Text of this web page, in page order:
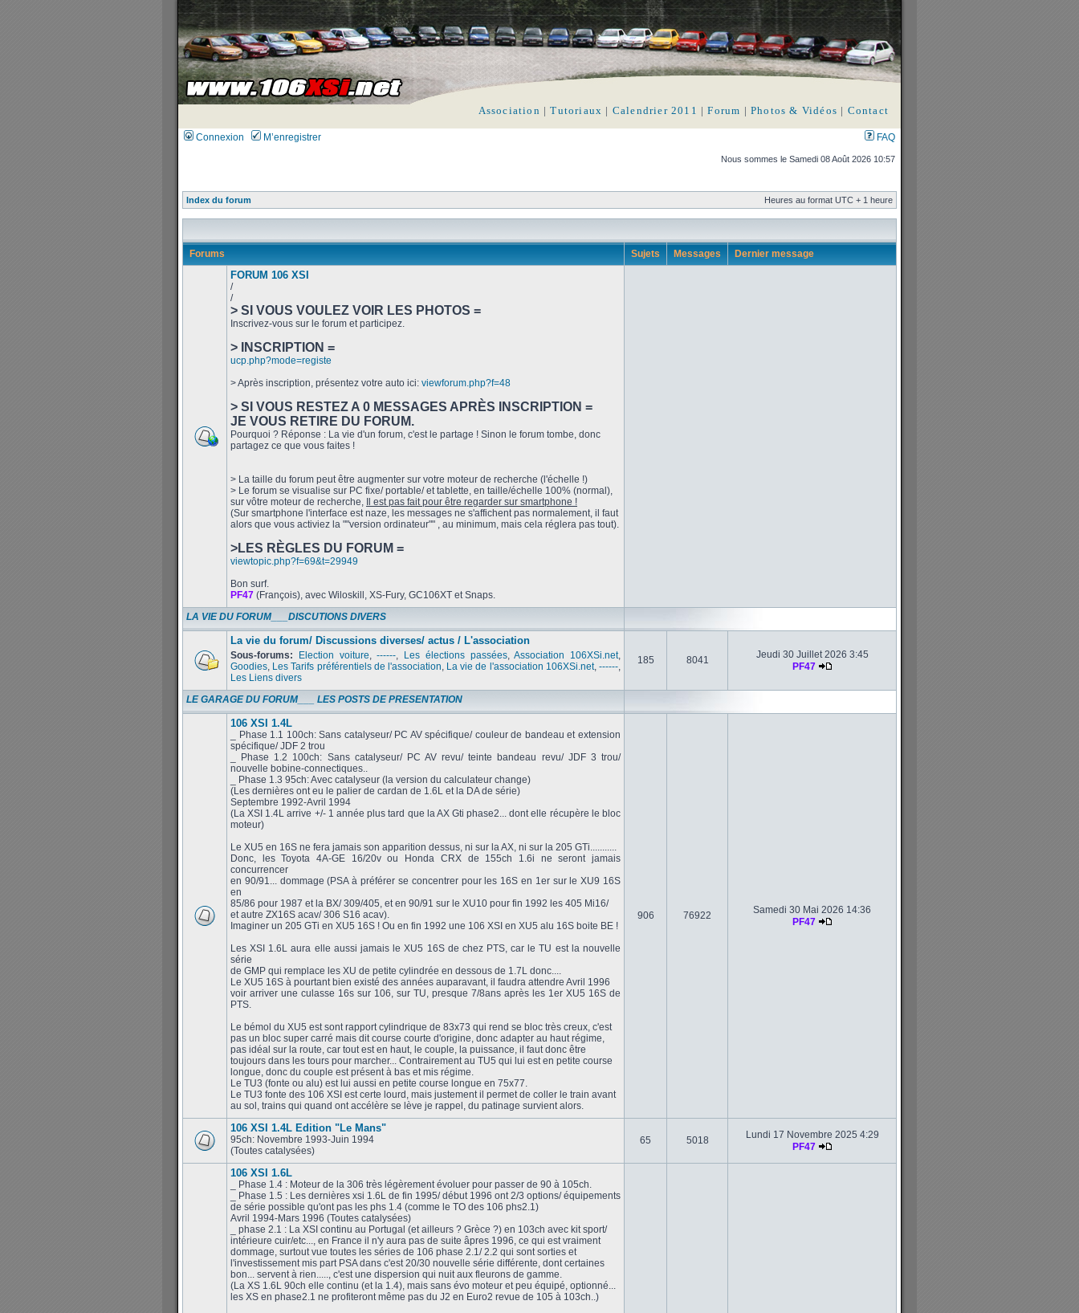
Association |Tutoriaux | Calendrier 2011 |Forum | Photos & Vidéos | Contact
Connexion M’enregistrer FAQ
Nous sommes le Samedi 08 Août 2026 10:57
Index du forum Heures au format UTC + 1 heure
Forums Sujets Messages Dernier message
FORUM 106 XSI
/
/
> SI VOUS VOULEZ VOIR LES PHOTOS =
Inscrivez-vous sur le forum et participez.
> INSCRIPTION =
ucp.php?mode=registe
> Après inscription, présentez votre auto ici: viewforum.php?f=48
> SI VOUS RESTEZ A 0 MESSAGES APRÈS INSCRIPTION =
JE VOUS RETIRE DU FORUM.
Pourquoi ? Réponse : La vie d'un forum, c'est le partage ! Sinon le forum tombe, donc
partagez ce que vous faites !
> La taille du forum peut être augmenter sur votre moteur de recherche (l'échelle !)
> Le forum se visualise sur PC fixe/ portable/ et tablette, en taille/échelle 100% (normal),
sur vôtre moteur de recherche,
Il est pas fait pour être regarder sur smartphone !
(Sur smartphone l'interface est naze, les messages ne s'affichent pas normalement, il faut
alors que vous activiez la ""version ordinateur"" , au minimum, mais cela réglera pas tout).
>LES RÈGLES DU FORUM =
viewtopic.php?f=69&t=29949
Bon surf.
PF47 (François), avec Wiloskill, XS-Fury, GC106XT et Snaps.
LA VIE DU FORUM___DISCUTIONS DIVERS
La vie du forum/ Discussions diverses/ actus / L'association
Sous-forums: Election voiture,------, Les élections passées,Association 106XSi.net,
Goodies, Les Tarifs préférentiels de l'association, La vie de l'association 106XSi.net,------,
Les Liens divers
185 8041
Jeudi 30 Juillet 2026 3:45
PF47
LE GARAGE DU FORUM___ LES POSTS DE PRESENTATION
106 XSI 1.4L
_ Phase 1.1 100ch: Sans catalyseur/ PC AV spécifique/ couleur de bandeau et extension
spécifique/ JDF 2 trou
_ Phase 1.2 100ch: Sans catalyseur/ PC AV revu/ teinte bandeau revu/ JDF 3 trou/
nouvelle bobine-connectiques..
_ Phase 1.3 95ch: Avec catalyseur (la version du calculateur change)
(Les dernières ont eu le palier de cardan de 1.6L et la DA de série)
Septembre 1992-Avril 1994
(La XSI 1.4L arrive +/- 1 année plus tard que la AX Gti phase2... dont elle récupère le bloc
moteur)
Le XU5 en 16S ne fera jamais son apparition dessus, ni sur la AX, ni sur la 205 GTi...........
Donc, les Toyota 4A-GE 16/20v ou Honda CRX de 155ch 1.6i ne seront jamais
concurrencer
en 90/91... dommage (PSA à préférer se concentrer pour les 16S en 1er sur le XU9 16S
en
85/86 pour 1987 et la BX/ 309/405, et en 90/91 sur le XU10 pour fin 1992 les 405 Mi16/
et autre ZX16S acav/ 306 S16 acav).
Imaginer un 205 GTi en XU5 16S ! Ou en fin 1992 une 106 XSI en XU5 alu 16S boite BE !
Les XSI 1.6L aura elle aussi jamais le XU5 16S de chez PTS, car le TU est la nouvelle
série
de GMP qui remplace les XU de petite cylindrée en dessous de 1.7L donc....
Le XU5 16S à pourtant bien existé des années auparavant, il faudra attendre Avril 1996
voir arriver une culasse 16s sur 106, sur TU, presque 7/8ans après les 1er XU5 16S de
PTS.
Le bémol du XU5 est sont rapport cylindrique de 83x73 qui rend se bloc très creux, c'est
pas un bloc super carré mais dit course courte d'origine, donc adapter au haut régime,
pas idéal sur la route, car tout est en haut, le couple, la puissance, il faut donc être
toujours dans les tours pour marcher... Contrairement au TU5 qui lui est en petite course
longue, donc du couple est présent à bas et mis régime.
Le TU3 (fonte ou alu) est lui aussi en petite course longue en 75x77.
Le TU3 fonte des 106 XSI est certe lourd, mais justement il permet de coller le train avant
au sol, trains qui quand ont accélère se lève je rappel, du patinage survient alors.
906 76922
Samedi 30 Mai 2026 14:36
PF47
106 XSI 1.4L Edition "Le Mans"
95ch: Novembre 1993-Juin 1994
(Toutes catalysées)
65 5018
Lundi 17 Novembre 2025 4:29
PF47
106 XSI 1.6L
_ Phase 1.4 : Moteur de la 306 très légèrement évoluer pour passer de 90 à 105ch.
_ Phase 1.5 : Les dernières xsi 1.6L de fin 1995/ début 1996 ont 2/3 options/ équipements
de série possible qu'ont pas les phs 1.4 (comme le TO des 106 phs2.1)
Avril 1994-Mars 1996 (Toutes catalysées)
_ phase 2.1 : La XSI continu au Portugal (et ailleurs ? Grèce ?) en 103ch avec kit sport/
intérieure cuir/etc..., en France il n'y aura pas de suite âpres 1996, ce qui est vraiment
dommage, surtout vue toutes les séries de 106 phase 2.1/ 2.2 qui sont sorties et
l'investissement mis part PSA dans c'est 20/30 nouvelle série différente, dont certaines
bon... servent à rien....., c'est une dispersion qui nuit aux fleurons de gamme.
(La XS 1.6L 90ch elle continu (et la 1.4), mais sans évo moteur et peu équipé, optionné...
les XS en phase2.1 ne profiteront même pas du J2 en Euro2 revue de 105 à 103ch..)